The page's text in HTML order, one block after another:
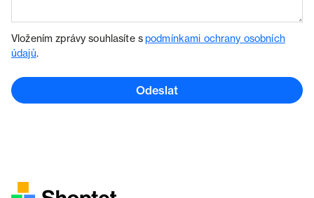
Vložením zprávy souhlasíte spodmínkami ochrany osobních
údajů.
Odeslat